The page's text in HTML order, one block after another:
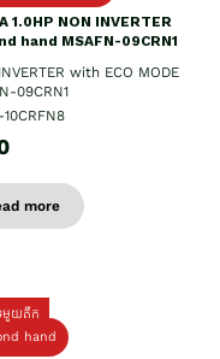
1.0HP NON INVERTER
hand MSAFN-09CRN1
with ECO MODE
09CRN1
10CRFN8
more
មួយតឹក
hand